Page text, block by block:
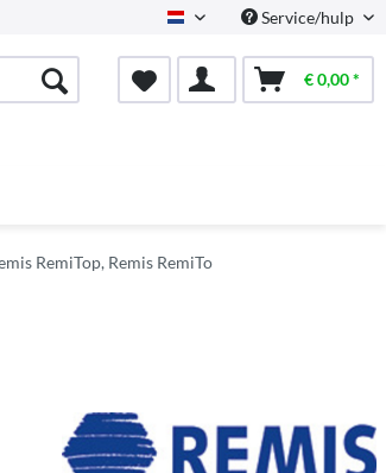
Dutch Service/hulp
€ 0,00 *
RemiTop, Remis RemiTo